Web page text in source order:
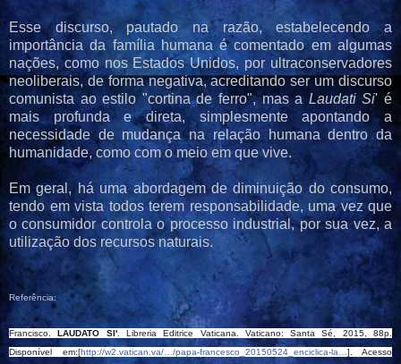
Esse discurso, pautado na razão, estabelecendo a
importância da família humana é comentado em algumas
nações, como nos Estados Unidos, por ultraconservadores
neoliberais, de forma negativa, acreditando ser um discurso
comunista ao estilo "cortina de ferro", mas aLaudati Si' é
mais profunda e direta, simplesmente apontando a
necessidade de mudança na relação humana dentro da
humanidade, como com o meio em que vive.
Em geral, há uma abordagem de diminuição do consumo,
tendo em vista todos terem responsabilidade, uma vez que
o consumidor controla o processo industrial, por sua vez, a
utilização dos recursos naturais.
Referência:
Francisco.LAUDATO SI'. Libreria Editrice Vaticana. Vaticano: Santa Sé, 2015, 88p.
Disponível em:[http://w2.vatican.va/…/papa-francesco_20150524_enciclica-la… ]. Acesso